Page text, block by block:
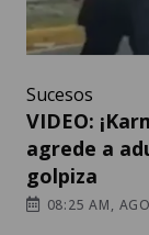
Sucesos
VIDEO:
agrede a
golpiza
08:25 AM,